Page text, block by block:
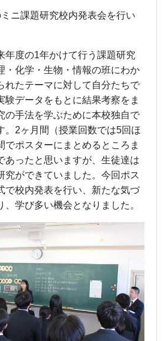
ニ課題研究校内発表会を行い
年度の1年かけて行う課題研究
・化学・生物・情報の班にわか
れたテーマに対して自分たちで
験データをもとに結果考察をま
の手法を学ぶために本校独自で
。2ヶ月間（授業回数では5回ほ
でポスターにまとめるところま
あったと思いますが、生徒達は
究ができていました。今回ポス
で校内発表を行い、新たな気づ
、学び多い機会となりました。